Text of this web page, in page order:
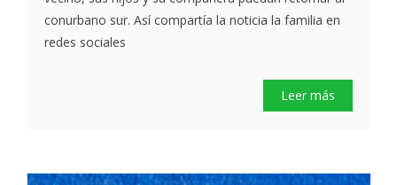
conurbano sur. Así compartía la noticia la familia en
redes sociales
Leer más